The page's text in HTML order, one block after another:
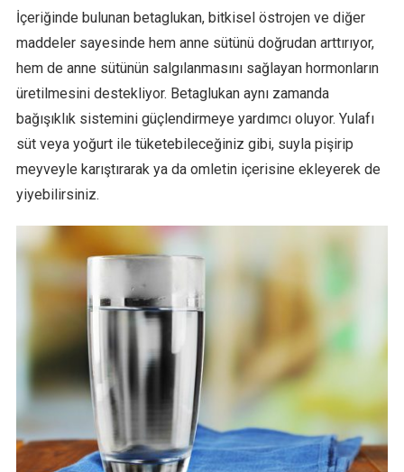
İçeriğinde bulunan betaglukan, bitkisel östrojen ve diğer
maddeler sayesinde hem anne sütünü doğrudan arttırıyor,
hem de anne sütünün salgılanmasını sağlayan hormonların
üretilmesini destekliyor. Betaglukan aynı zamanda
bağışıklık sistemini güçlendirmeye yardımcı oluyor. Yulafı
süt veya yoğurt ile tüketebileceğiniz gibi, suyla pişirip
meyveyle karıştırarak ya da omletin içerisine ekleyerek de
yiyebilirsiniz.